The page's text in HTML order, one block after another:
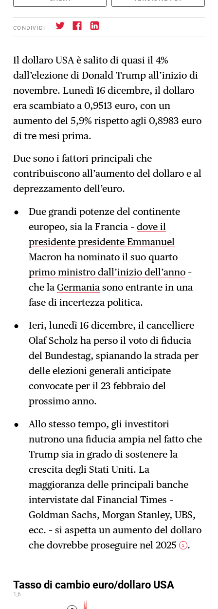
CONDIVIDI
→ Iscrizione
Il dollaro USA è salito di quasi il 4%
dall’elezione di Donald Trump all’inizio di
novembre. Lunedì 16 dicembre, il dollaro
era scambiato a 0,9513 euro, con un
aumento del 5,9% rispetto agli 0,8983 euro
di tre mesi prima.
Due sono i fattori principali che
contribuiscono all’aumento del dollaro e al
deprezzamento dell’euro.
Due grandi potenze del continente
europeo, sia la Francia – dove il
presidente presidente Emmanuel
Macron ha nominato il suo quarto
primo ministro dall’inizio dell’anno–
che la Germaniasono entrante in una
fase di incertezza politica.
Ieri, lunedì 16 dicembre, il cancelliere
Olaf Scholz ha perso il voto di fiducia
del Bundestag, spianando la strada per
delle elezioni generali anticipate
convocate per il 23 febbraio del
prossimo anno.
Allo stesso tempo, gli investitori
nutrono una fiducia ampia nel fatto che
Trump sia in grado di sostenere la
crescita degli Stati Uniti. La
maggioranza delle principali banche
intervistate dal Financial Times –
Goldman Sachs, Morgan Stanley, UBS,
ecc. – si aspetta un aumento del dollaro
che dovrebbe proseguire nel 2025
1 .